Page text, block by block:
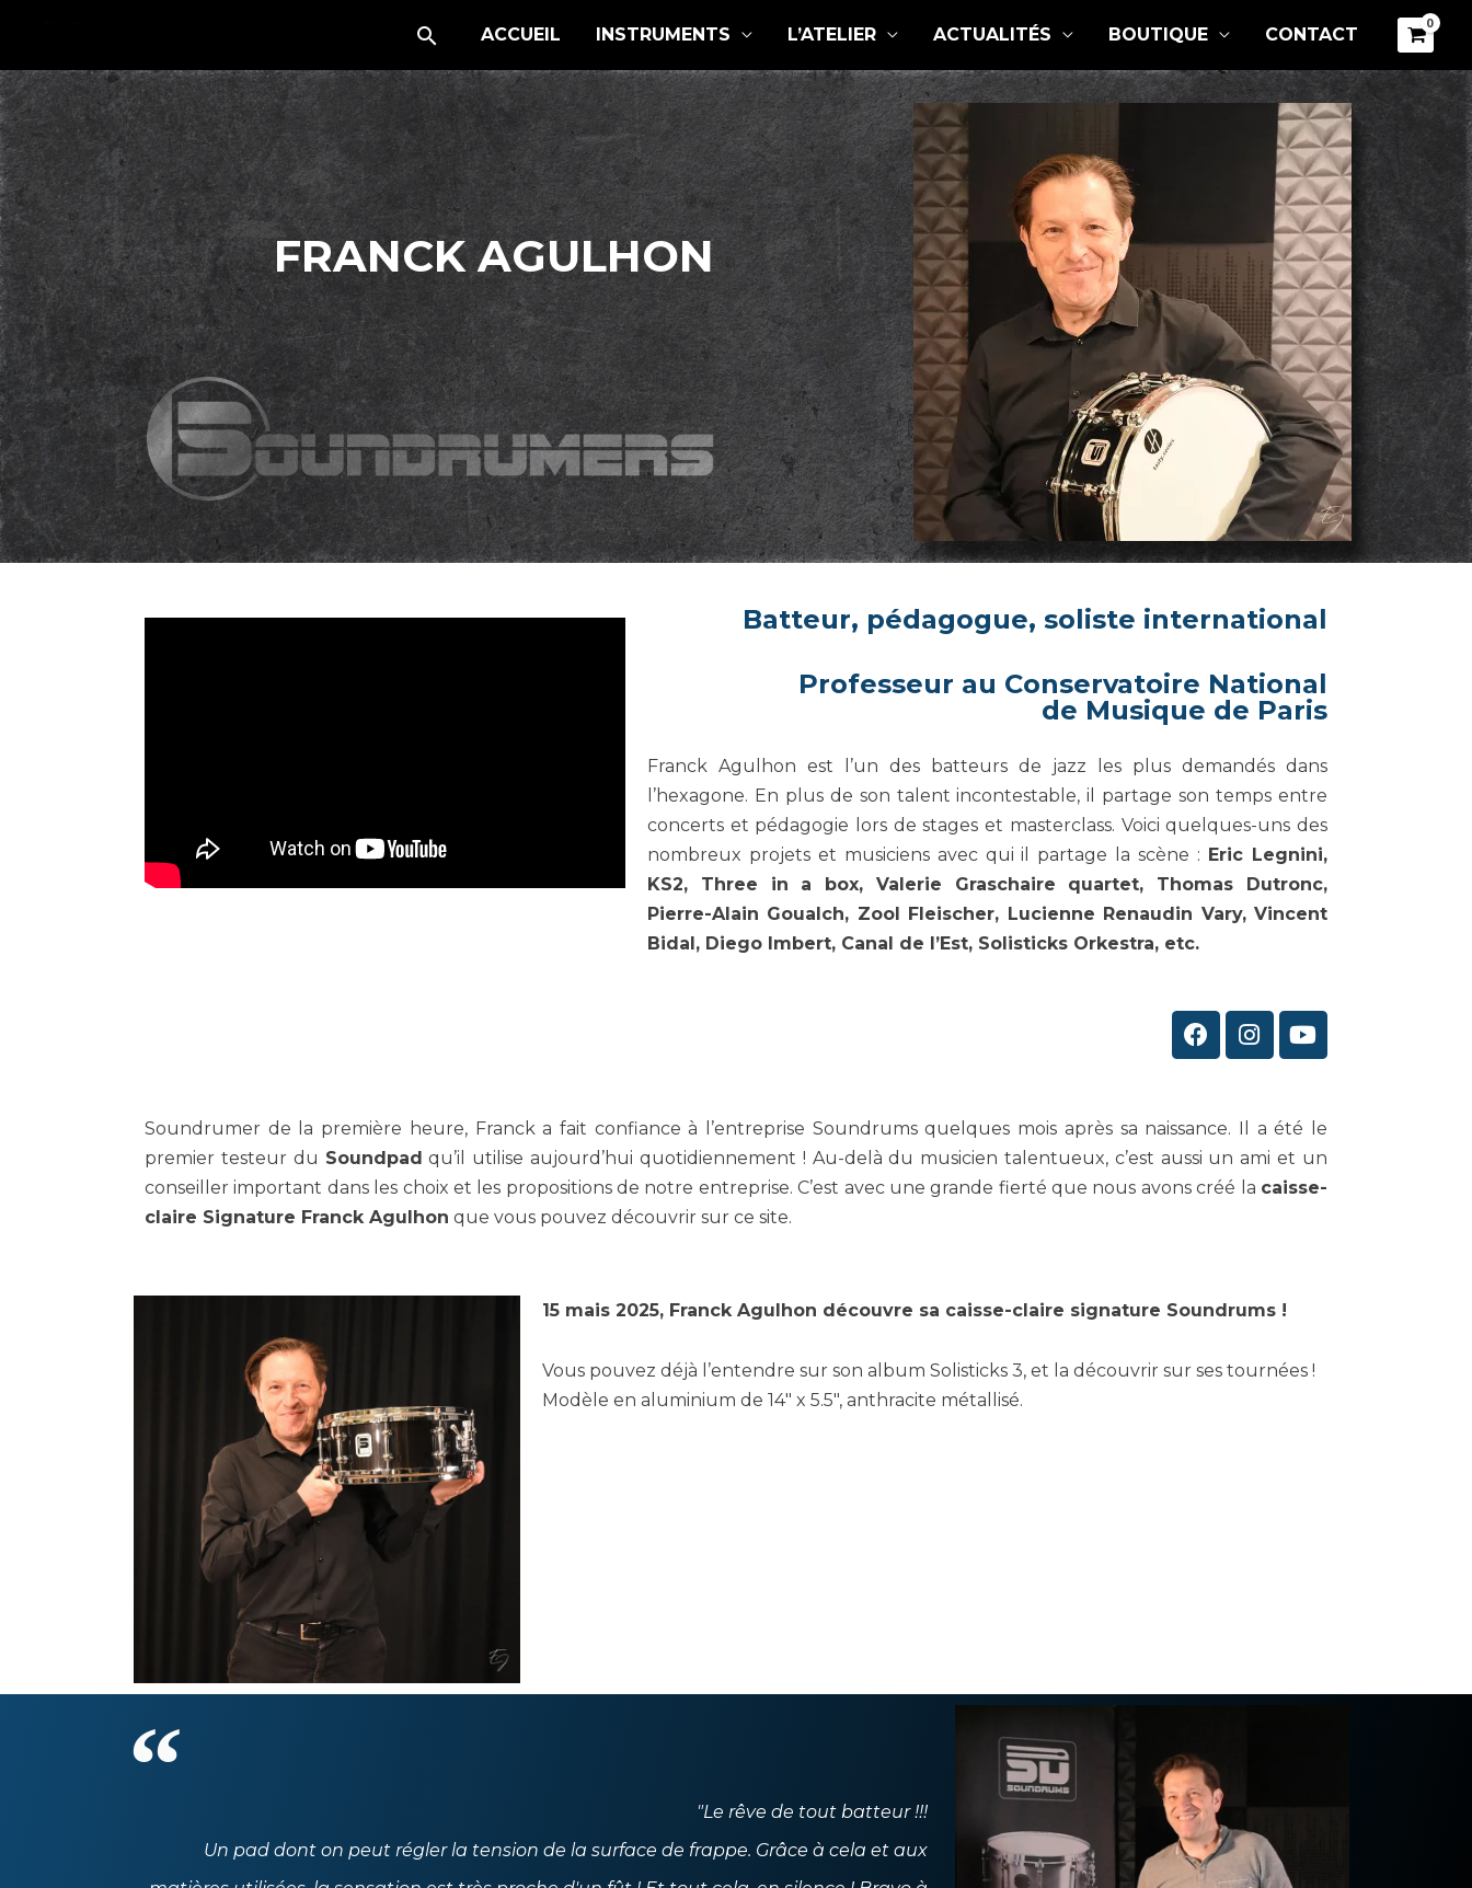
ACCUEIL INSTRUMENTS L’ATELIER ACTUALITÉS BOUTIQUE CONTACT
FRANCK AGULHON
Batteur, pédagogue, soliste international
Professeur au Conservatoire National
de Musique de Paris
Franck Agulhon est l’un des batteurs de jazz les plus demandés dans
l’hexagone. En plus de son talent incontestable, il partage son temps entre
concerts et pédagogie lors de stages et masterclass. Voici quelques-uns des
nombreux projets et musiciens avec qui il partage la scène : Eric Legnini,
KS2, Three in a box, Valerie Graschaire quartet, Thomas Dutronc,
Pierre-Alain Goualch, Zool Fleischer, Lucienne Renaudin Vary, Vincent
Bidal, Diego Imbert, Canal de l’Est, Solisticks Orkestra, etc.
Soundrumer de la première heure, Franck a fait confiance à l’entreprise Soundrums quelques mois après sa naissance. Il a été le
premier testeur du Soundpad qu’il utilise aujourd’hui quotidiennement ! Au-delà du musicien talentueux, c’est aussi un ami et un
conseiller important dans les choix et les propositions de notre entreprise. C’est avec une grande fierté que nous avons créé la caisse-
claire Signature Franck Agulhon que vous pouvez découvrir sur ce site.
15 mais 2025, Franck Agulhon découvre sa caisse-claire signature Soundrums !
Vous pouvez déjà l’entendre sur son album Solisticks 3, et la découvrir sur ses tournées !
Modèle en aluminium de 14″ x 5.5″, anthracite métallisé.
"Le rêve de tout batteur !!!
Un pad dont on peut régler la tension de la surface de frappe. Grâce à cela et aux